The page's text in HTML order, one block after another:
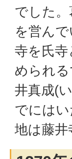
でした
を営ん
寺を氏
められる
井真成(
でには
地は藤井